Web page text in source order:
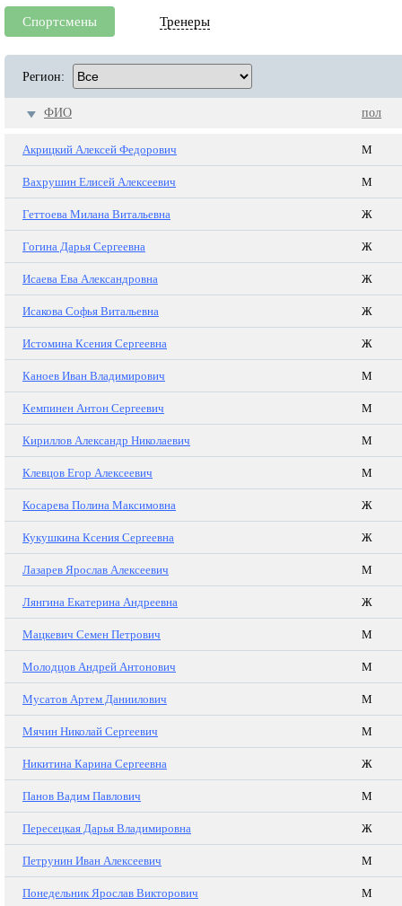
Спортсмены Тренеры
Регион:
ФИО пол
Акрицкий Алексей Федорович М
Вахрушин Елисей Алексеевич М
Геттоева Милана Витальевна Ж
Гогина Дарья Сергеевна Ж
Исаева Ева Александровна Ж
Исакова Софья Витальевна Ж
Истомина Ксения Сергеевна Ж
Каноев Иван Владимирович М
Кемпинен Антон Сергеевич М
Кириллов Александр Николаевич М
Клевцов Егор Алексеевич М
Косарева Полина Максимовна Ж
Кукушкина Ксения Сергеевна Ж
Лазарев Ярослав Алексеевич М
Лянгина Екатерина Андреевна Ж
Мацкевич Семен Петрович М
Молодцов Андрей Антонович М
Мусатов Артем Даниилович М
Мячин Николай Сергеевич М
Никитина Карина Сергеевна Ж
Панов Вадим Павлович М
Пересецкая Дарья Владимировна Ж
Петрунин Иван Алексеевич М
Понедельник Ярослав Викторович М